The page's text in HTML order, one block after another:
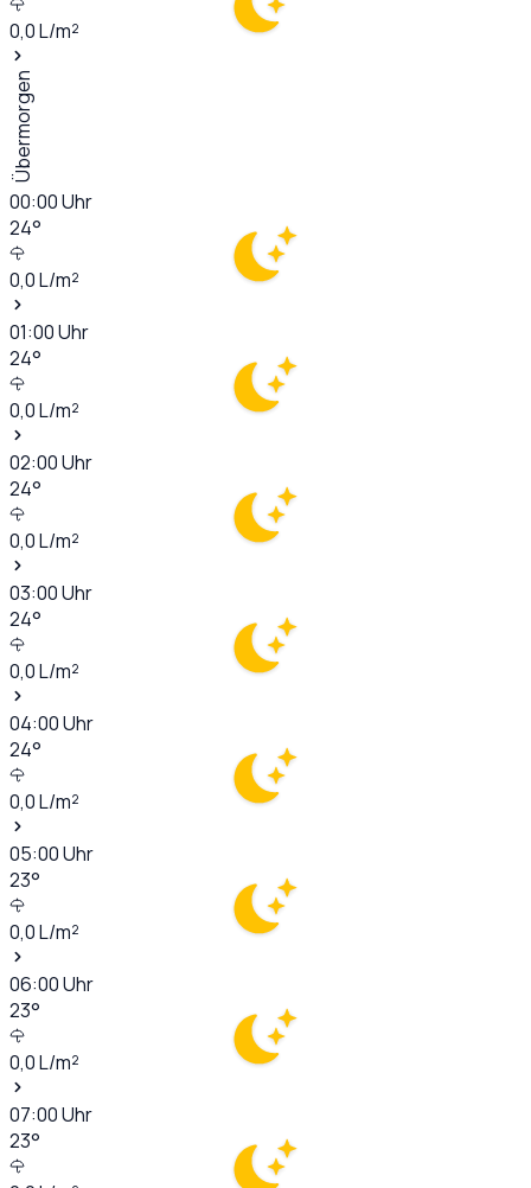
0,0L/m²
Übermorgen
00:00Uhr
24°
0,0L/m²
01:00Uhr
24°
0,0L/m²
02:00Uhr
24°
0,0L/m²
03:00Uhr
24°
0,0L/m²
04:00Uhr
24°
0,0L/m²
05:00Uhr
23°
0,0L/m²
06:00Uhr
23°
0,0L/m²
07:00Uhr
23°